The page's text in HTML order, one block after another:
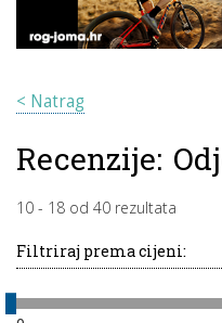
< Natrag
Recenzije:
10 - 18 od 40 rezultata
Filtriraj prema cijeni: